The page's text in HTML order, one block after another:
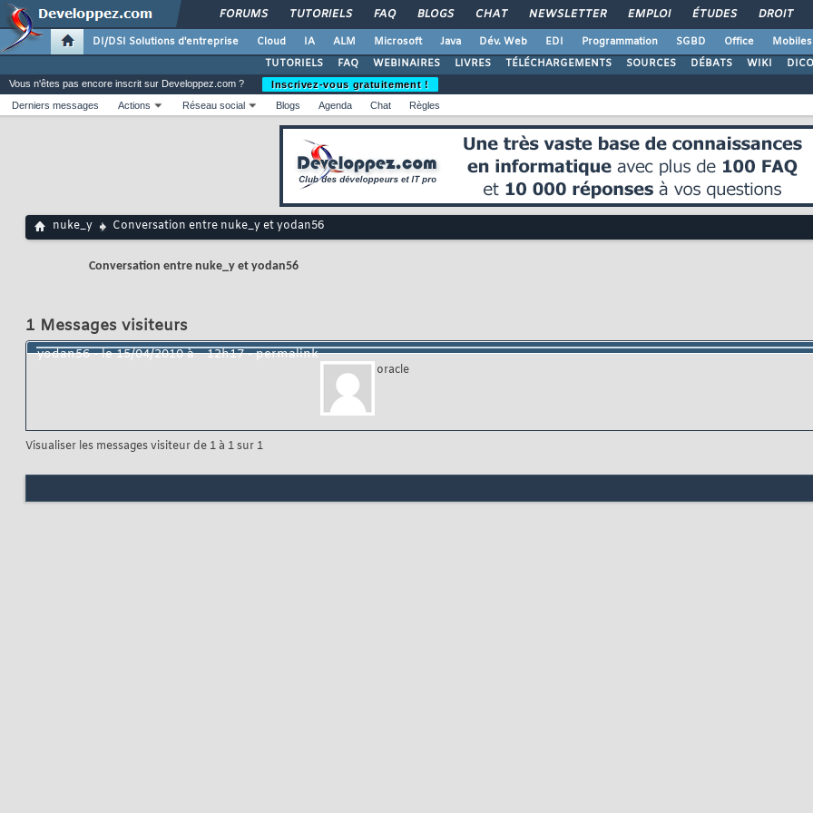
FORUMS TUTORIELS FAQ BLOGS CHAT NEWSLETTER EMPLOI ÉTUDES DROIT
DI/DSI Solutions d'entreprise Cloud IA ALM Microsoft Java Dév. Web EDI Programmation SGBD Office Mobiles
TUTORIELS
FAQ WEBINAIRES LIVRES TÉLÉCHARGEMENTS SOURCES DÉBATS WIKI DICO
Vous n'êtes pas encore inscrit sur Developpez.com ?
Inscrivez-vous gratuitement !
Derniers messages
Actions Réseau social Blogs Agenda Chat Règles
nuke_y Conversation entre nuke_y et yodan56
Conversation entre nuke_y et yodan56
1 Messages visiteurs
yodan56- le15/04/2010 à 12h17 -permalink
oracle
Visualiser les messages visiteur de 1 à 1sur 1